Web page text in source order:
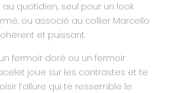
quotidien, seul pour un look
ou associé au collier Marcello
et puissant.
fermoir doré ou un fermoir
joue sur les contrastes et te
l’allure qui te ressemble le